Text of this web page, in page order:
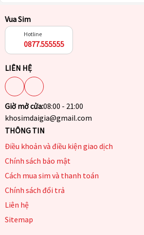
Vua Sim
Hotline
0877.555555
LIÊN HỆ
Giờ mở cửa:08:00 - 21:00
khosimdaigia@gmail.com
THÔNG TIN
Điều khoản và điều kiện giao dịch
Chính sách bảo mật
Cách mua sim và thanh toán
Chính sách đổi trả
Liên hệ
Sitemap